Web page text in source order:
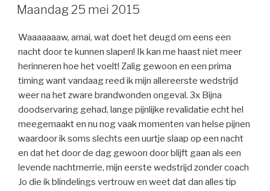
OP
Maandag 25 mei 2015
Waaaaaaaw, amai, wat doet het deugd om eens een
nacht door te kunnen slapen! Ik kan me haast niet meer
herinneren hoe het voelt! Zalig gewoon en een prima
timing want vandaag reed ik mijn allereerste wedstrijd
weer na het zware brandwonden ongeval. 3x Bijna
doodservaring gehad, lange pijnlijke revalidatie echt hel
meegemaakt en nu nog vaak momenten van helse pijnen
waardoor ik soms slechts een uurtje slaap op een nacht
en dat het door de dag gewoon door blijft gaan als een
levende nachtmerrie, mijn eerste wedstrijd zonder coach
Jo die ik blindelings vertrouw en weet dat dan alles tip